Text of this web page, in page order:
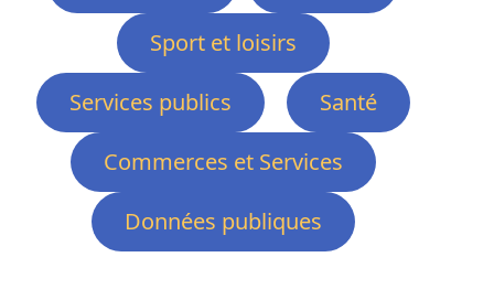
Sport et loisirs
Services publics
Santé
Commerces et Services
Données publiques